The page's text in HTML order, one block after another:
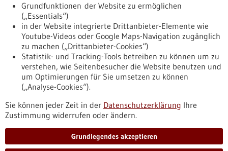
Nach oben
Informiert bleiben
Newsletter abonnieren
Grundfunktionen der Website zu ermöglichen
(„Essentials“)
in der Website integrierte Drittanbieter-Elemente wie
Youtube-Videos oder Google Maps-Navigation zugänglich
zu machen („Drittanbieter-Cookies“)
Statistik- und Tracking-Tools betreiben zu können um zu
verstehen, wie Seitenbesucher die Website benutzen und
um Optimierungen für Sie umsetzen zu können
(„Analyse-Cookies“).
Sie können jeder Zeit in der Datenschutzerklärung Ihre
Zustimmung widerrufen oder ändern.
Grundlegendes akzeptieren